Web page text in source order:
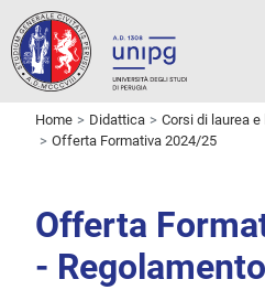
Home Didattica Corsi di laurea
Offerta Formativa 2024/25
Offerta
-